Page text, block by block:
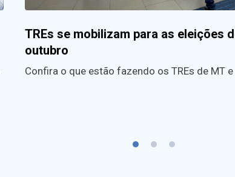
TREs se mobilizam para as eleições
outubro
Confira o que estão fazendo os TREs de MT e